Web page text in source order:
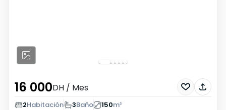
16 000DH / Mes
2Habitación 3Baño 150m²